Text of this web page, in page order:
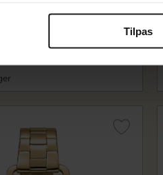
Tilpas
3bar 22mm